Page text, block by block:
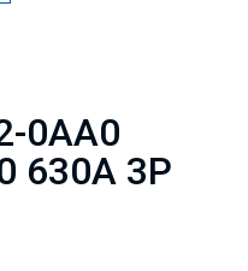
0AA0
630A 3P